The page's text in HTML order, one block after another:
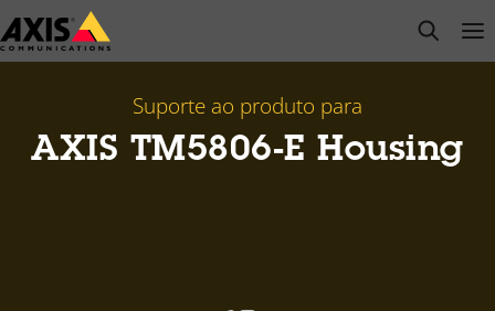
Pular
para
open
Suporte ao produto para
AXIS TM5806-E Housing